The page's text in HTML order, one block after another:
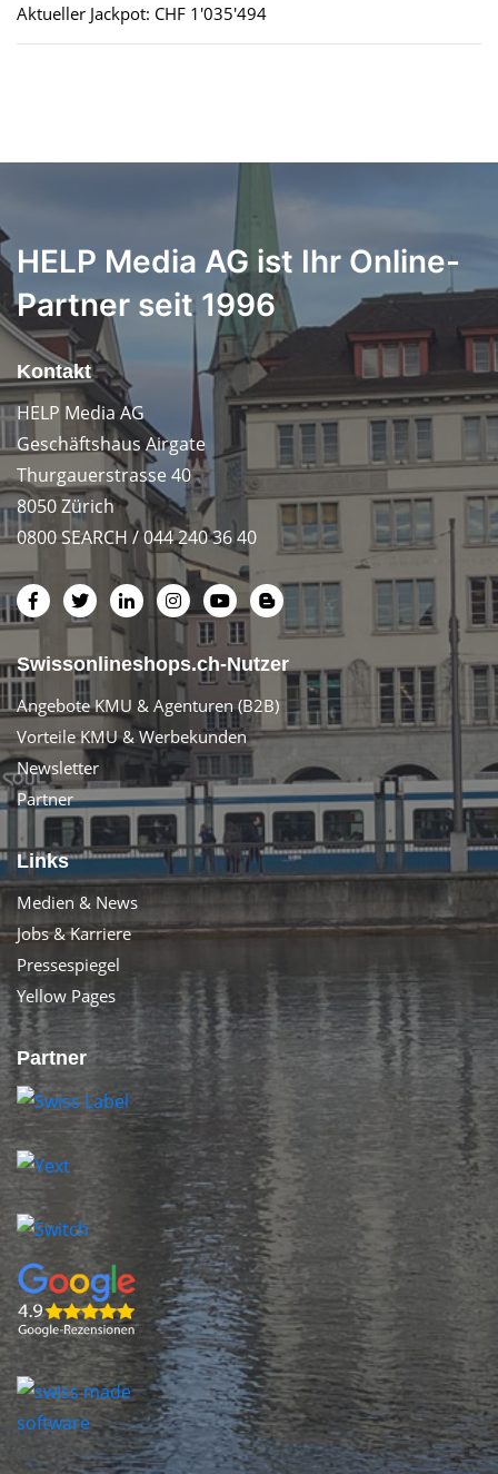
Aktueller Jackpot: CHF 1'035'494
HELP Media AG ist Ihr Online-
Partner seit 1996
Kontakt
HELP Media AG
Geschäftshaus Airgate
Thurgauerstrasse 40
8050 Zürich
0800 SEARCH / 044 240 36 40
Swissonlineshops.ch-Nutzer
Angebote KMU & Agenturen (B2B)
Vorteile KMU & Werbekunden
Newsletter
Partner
Links
Medien & News
Jobs & Karriere
Pressespiegel
Yellow Pages
Partner